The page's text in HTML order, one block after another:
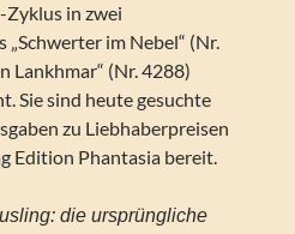
Zyklus in zwei
„Schwerter im Nebel“ (Nr.
Lankhmar“ (Nr. 4288)
Sie sind heute gesuchte
zu Liebhaberpreisen
Edition Phantasia bereit.
die ursprüngliche